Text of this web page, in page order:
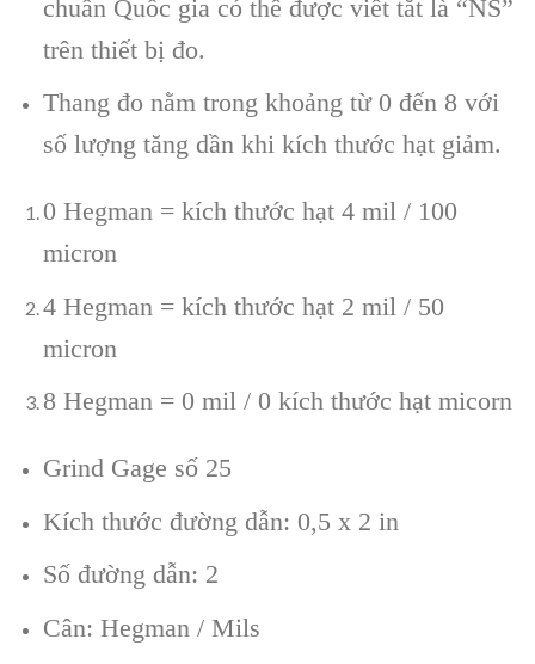
chuẩn Quốc gia có thể được viết tắt là “NS”
trên thiết bị đo.
Thang đo nằm trong khoảng từ 0 đến 8 với
số lượng tăng dần khi kích thước hạt giảm.
0 Hegman = kích thước hạt 4 mil / 100
micron
4 Hegman = kích thước hạt 2 mil / 50
micron
8 Hegman = 0 mil / 0 kích thước hạt micorn
Grind Gage số 25
Kích thước đường dẫn: 0,5 x 2 in
Số đường dẫn: 2
Cân: Hegman / Mils